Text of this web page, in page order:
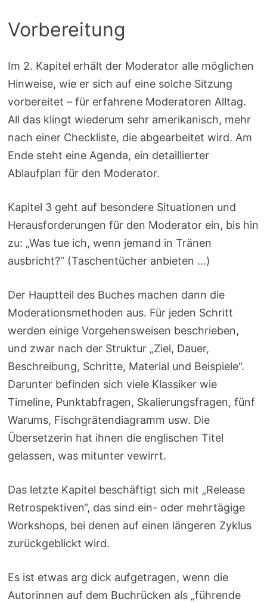
Vorbereitung
Im 2. Kapitel erhält der Moderator alle möglichen
Hinweise, wie er sich auf eine solche Sitzung
vorbereitet – für erfahrene Moderatoren Alltag.
All das klingt wiederum sehr amerikanisch, mehr
nach einer Checkliste, die abgearbeitet wird. Am
Ende steht eine Agenda, ein detaillierter
Ablaufplan für den Moderator.
Kapitel 3 geht auf besondere Situationen und
Herausforderungen für den Moderator ein, bis hin
zu: „Was tue ich, wenn jemand in Tränen
ausbricht?“ (Taschentücher anbieten …)
Der Hauptteil des Buches machen dann die
Moderationsmethoden aus. Für jeden Schritt
werden einige Vorgehensweisen beschrieben,
und zwar nach der Struktur „Ziel, Dauer,
Beschreibung, Schritte, Material und Beispiele“.
Darunter befinden sich viele Klassiker wie
Timeline, Punktabfragen, Skalierungsfragen, fünf
Warums, Fischgrätendiagramm usw. Die
Übersetzerin hat ihnen die englischen Titel
gelassen, was mitunter vewirrt.
Das letzte Kapitel beschäftigt sich mit „Release
Retrospektiven“, das sind ein- oder mehrtägige
Workshops, bei denen auf einen längeren Zyklus
zurückgeblickt wird.
Es ist etwas arg dick aufgetragen, wenn die
Autorinnen auf dem Buchrücken als „führende